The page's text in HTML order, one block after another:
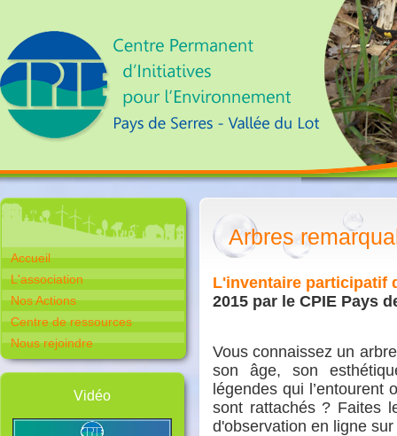
Accueil
L'association
Nos Actions
Centre de ressources
Nous rejoindre
Vidéo
Arbres
L'inventaire participatif
2015 par le CPIE Pays
Vous connaissez un
son âge, son
légendes qui
sont rattachés ? Faites
d'observation en ligne